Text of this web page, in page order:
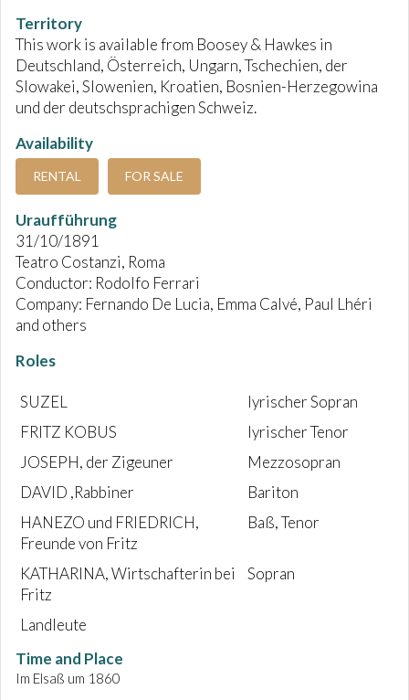
Territory
This work is available from Boosey & Hawkes in
Deutschland, Österreich, Ungarn, Tschechien, der
Slowakei, Slowenien, Kroatien, Bosnien-Herzegowina
und der deutschsprachigen Schweiz.
Availability
RENTAL FOR SALE
Uraufführung
31/10/1891
Teatro Costanzi, Roma
Conductor: Rodolfo Ferrari
Company: Fernando De Lucia, Emma Calvé, Paul Lhéri
and others
Roles
SUZEL
lyrischer Sopran
FRITZ KOBUS
lyrischer Tenor
JOSEPH, der Zigeuner
Mezzosopran
DAVID ,Rabbiner
Bariton
HANEZO und FRIEDRICH,
Freunde von Fritz
Baß, Tenor
KATHARINA, Wirtschafterin bei
Fritz
Sopran
Landleute
Time and Place
Im Elsaß um 1860